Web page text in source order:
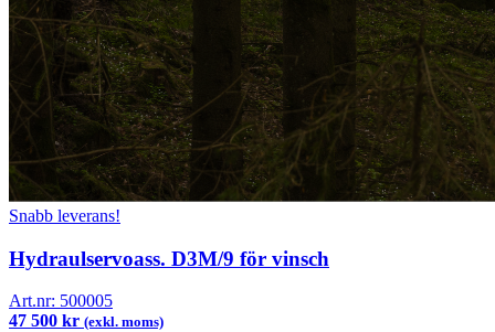
Snabb leverans!
Hydraulservoass. D3M/9 för vinsch
Art.nr: 500005
47 500 kr (exkl. moms)